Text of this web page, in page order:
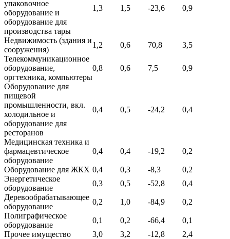
упаковочное
оборудование и
оборудование для
производства тары
1,3 1,5 -23,6 0,9
Недвижимость (здания и
сооружения)
1,2 0,6 70,8
3,5
Телекоммуникационное
оборудование,
оргтехника, компьютеры
0,8 0,6 7,5 0,9
Оборудование для
пищевой
промышленности, вкл.
холодильное и
оборудование для
ресторанов
0,4 0,5 -24,2 0,4
Медицинская техника и
фармацевтическое
оборудование
0,4 0,4 -19,2 0,2
Оборудование для ЖКХ 0,4 0,3 -8,3
0,2
Энергетическое
оборудование
0,3 0,5 -52,8
0,4
Деревообрабатывающее
оборудование
0,2 1,0 -84,9
0,2
Полиграфическое
оборудование
0,1 0,2 -66,4
0,1
Прочее имущество
3,0 3,2 -12,8
2,4